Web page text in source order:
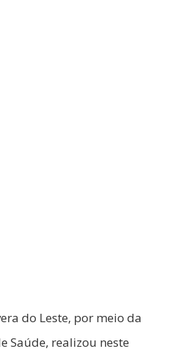
do Leste, por meio da
Saúde, realizou neste